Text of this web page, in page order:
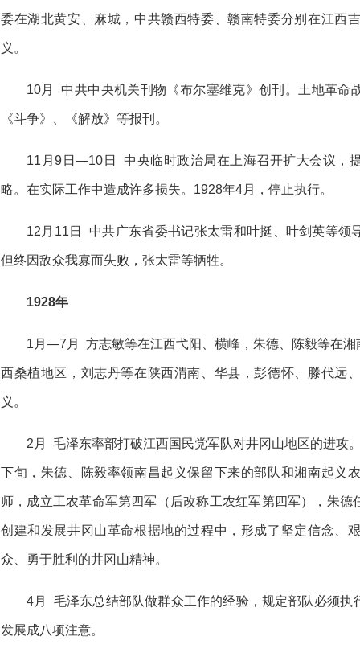
委在湖北黄安、麻城，中共赣西特委、赣南特委分别在江西
义。
10月 中共中央机关刊物《布尔塞维克》创刊。土地革命
《斗争》、《解放》等报刊。
11月9日—10日 中央临时政治局在上海召开扩大会议，
略。在实际工作中造成许多损失。1928年4月，停止执行。
12月11日 中共广东省委书记张太雷和叶挺、叶剑英等领
但终因敌众我寡而失败，张太雷等牺牲。
1928年
1月—7月 方志敏等在江西弋阳、横峰，朱德、陈毅等在
西桑植地区，刘志丹等在陕西渭南、华县，彭德怀、滕代远
义。
2月 毛泽东率部打破江西国民党军队对井冈山地区的进攻
下旬，朱德、陈毅率领南昌起义保留下来的部队和湘南起义
师，成立工农革命军第四军（后改称工农红军第四军），朱
创建和发展井冈山革命根据地的过程中，形成了坚定信念、
众、勇于胜利的井冈山精神。
4月 毛泽东总结部队做群众工作的经验，规定部队必须执
发展成八项注意。